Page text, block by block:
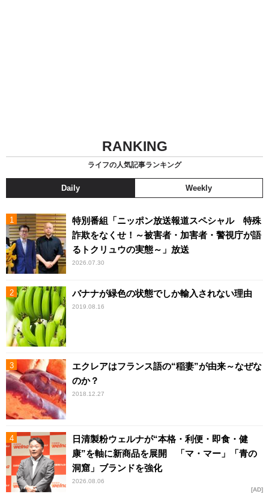
RANKING
ライフの人気記事ランキング
Daily Weekly
特別番組「ニッポン放送報道スペシャル 特殊
詐欺をなくせ！～被害者・加害者・警視庁が語
るトクリュウの実態～」放送
2026.07.30
バナナが緑色の状態でしか輸入されない理由
2019.08.16
エクレアはフランス語の“稲妻”が由来～なぜな
のか？
2018.12.27
日清製粉ウェルナが“本格・利便・即食・健
康”を軸に新商品を展開 「マ・マー」「青の
洞窟」ブランドを強化
2026.08.06
AD